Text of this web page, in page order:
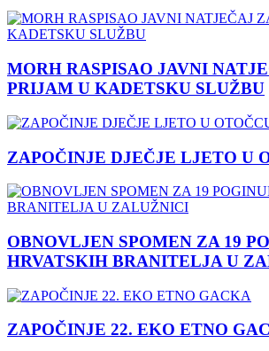
MORH RASPISAO JAVNI
PRIJAM U KADETSKU SLUŽBU
ZAPOČINJE DJEČJE LJETO U
OBNOVLJEN SPOMEN ZA 19
HRVATSKIH BRANITELJA U
ZAPOČINJE 22. EKO ETNO